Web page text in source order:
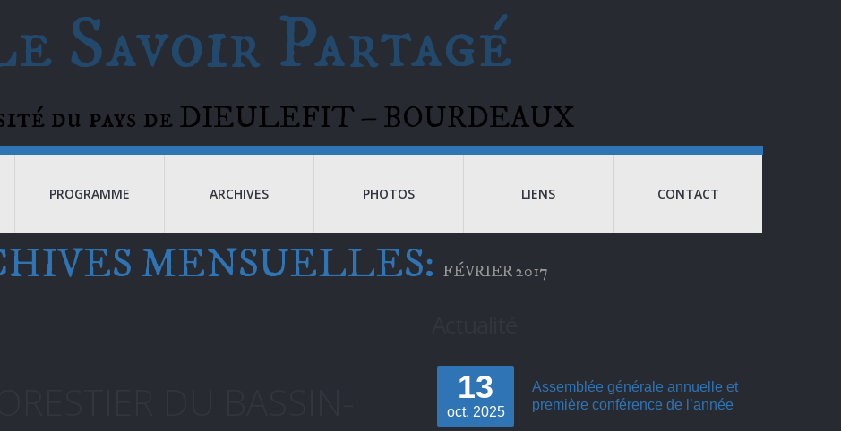
Savoir Partagé
du pays de DIEULEFIT – BOURDEAUX
PROGRAMME ARCHIVES PHOTOS LIENS CONTACT
MENSUELLES: FÉVRIER 2017
13
oct. 2025
Assemblée générale annuelle et
première conférence de l’année